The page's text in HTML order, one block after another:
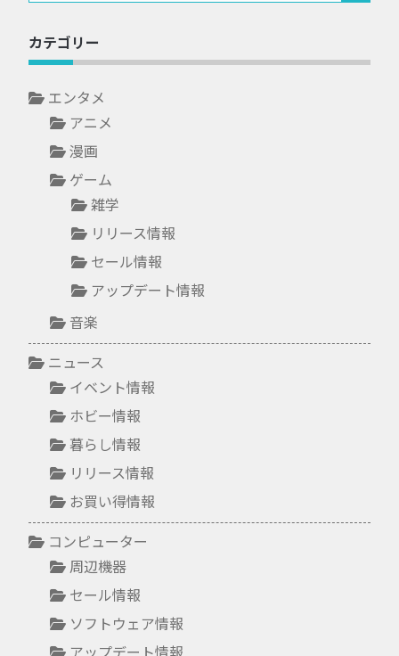
カテゴリー
エンタメ
アニメ
漫画
ゲーム
雑学
リリース情報
セール情報
アップデート情報
音楽
ニュース
イベント情報
ホビー情報
暮らし情報
リリース情報
お買い得情報
コンピューター
周辺機器
セール情報
ソフトウェア情報
アップデート情報